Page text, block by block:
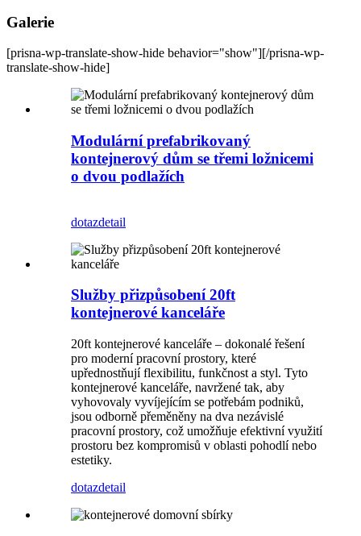
Galerie
[prisna-wp-translate-show-hide behavior="show"][/prisna-wp-
translate-show-hide]
Modulární prefabrikovaný
kontejnerový dům se třemi ložnicemi
o dvou podlažích
dotazdetail
Služby přizpůsobení 20ft
kontejnerové kanceláře
20ft kontejnerové kanceláře – dokonalé řešení
pro moderní pracovní prostory, které
upřednostňují flexibilitu, funkčnost a styl. Tyto
kontejnerové kanceláře, navržené tak, aby
vyhovovaly vyvíjejícím se potřebám podniků,
jsou odborně přeměněny na dva nezávislé
pracovní prostory, což umožňuje efektivní využití
prostoru bez kompromisů v oblasti pohodlí nebo
estetiky.
dotazdetail